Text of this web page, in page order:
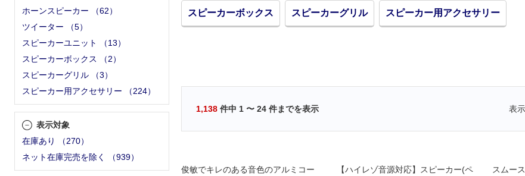
ホーンスピーカー
（62）
ツイーター
（5）
スピーカーユニット
（13）
スピーカーボックス
（2）
スピーカーグリル
（3）
スピーカー用アクセサリー
（224）
表示対象
在庫あり
（270）
ネット在庫完売を除く
（939）
スピーカーボックス スピーカーグリル スピーカー用アクセサリー
1,138 件中 1 〜 24 件までを表示 表
俊敏でキレのある音色のアルミコー
【ハイレゾ音源対応】スピーカー(ペ
スムー